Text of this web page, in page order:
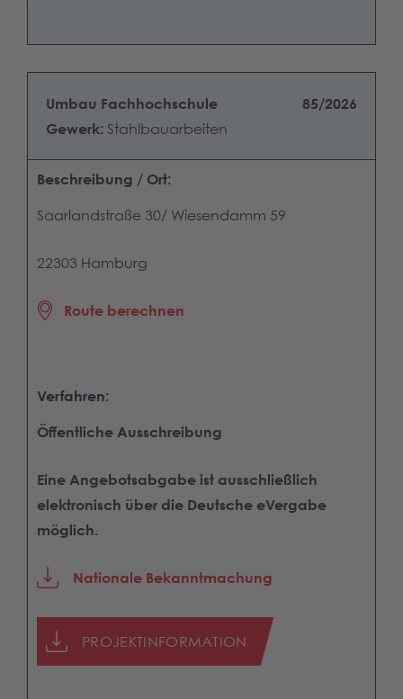
85/2026
Umbau Fachhochschule
Gewerk: Stahlbauarbeiten
Beschreibung / Ort:
Saarlandstraße 30/ Wiesendamm 59
22303 Hamburg
Route berechnen
Verfahren:
Öffentliche Ausschreibung
Eine Angebotsabgabe ist ausschließlich
elektronisch über die Deutsche eVergabe
möglich.
Nationale Bekanntmachung
PROJEKTINFORMATION